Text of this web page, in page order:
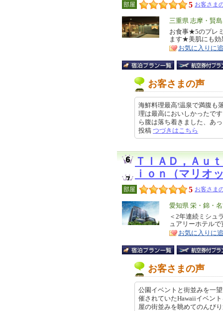
部屋 5 お客さま
エ
リ
ア
三重県 志摩・賢島
特
徴
お食事★5のプレ
ます★美肌にも
お気に入りに
お客さまの声
海鮮料理最高!温泉で満腹も
理は最高においしかったで
ら腹は落ち着きました、あ
投稿 つづきはこちら
ＴＩＡＤ，Ａｕ
ｉｏｎ（マリオ
部屋 5 お客さま
エ
リ
ア
愛知県 栄・錦・
特
徴
＜2年連続ミシュ
ュアリーホテル
お気に入りに
お客さまの声
公園イベントと街並みを一
催されていたHawaiiイベン
屋の街並みを眺めてのんび